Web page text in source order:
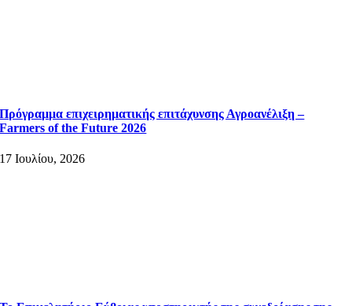
Πρόγραμμα επιχειρηματικής επιτάχυνσης Αγροανέλιξη –
Farmers of the Future 2026
17 Ιουλίου, 2026